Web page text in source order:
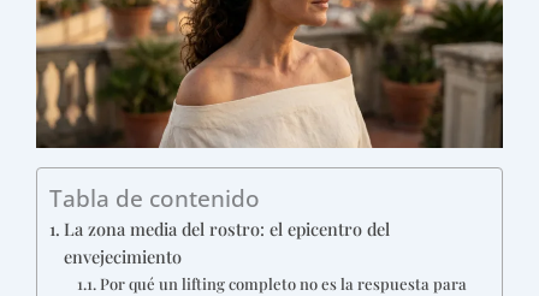
Tabla de contenido
La zona media del rostro: el epicentro del
envejecimiento
Por qué un lifting completo no es la respuesta para